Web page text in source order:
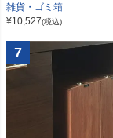
雑貨・ゴミ箱
¥10,527(税込)
7